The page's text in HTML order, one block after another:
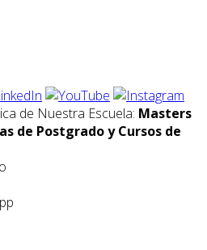
de Nuestra Escuela: Masters
de Postgrado y Cursos de